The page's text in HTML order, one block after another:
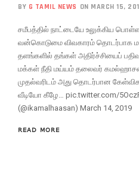
BY G TAMIL NEWS ON MARCH 15,
சமீபத்தில் நாட்டையே உலுக்கிய
வன்கொடுமை விவகாரம் தொடர்பாக
தளங்களில் தங்கள் அதிர்ச்சியைப்
மக்கள் நீதி மய்யம் தலைவர்
முதல்வரிடம் அது தொடர்பான
வீடியோ கீழே… pic.twitter.com/
(@ikamalhaasan) March 14, 2019
READ MORE